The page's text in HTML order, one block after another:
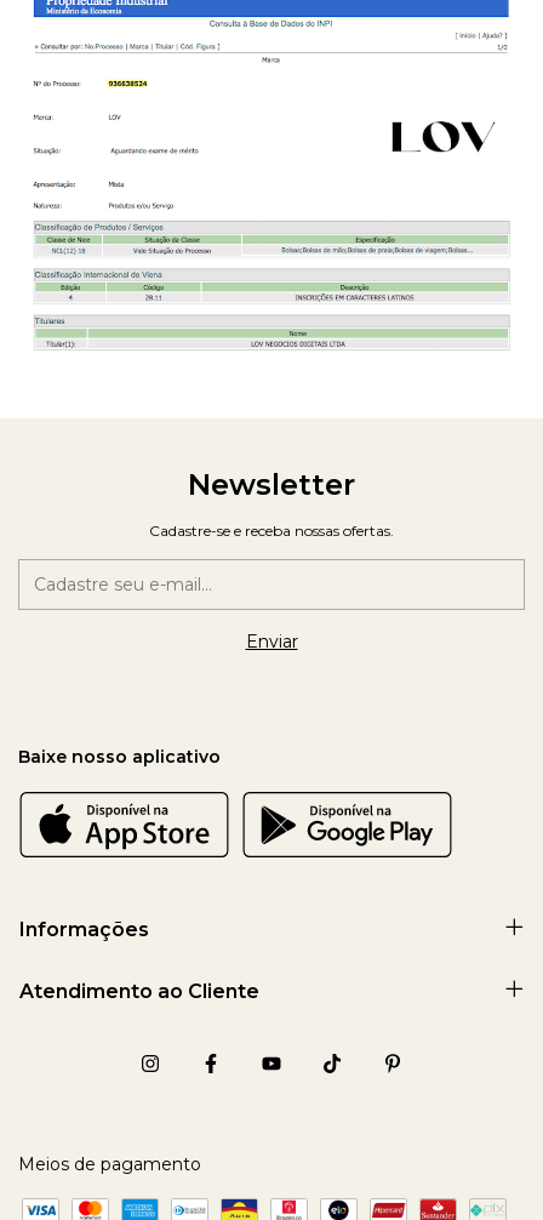
Newsletter
Cadastre-se e receba nossas ofertas.
Baixe nosso aplicativo
Informações
Atendimento ao Cliente
Meios de pagamento